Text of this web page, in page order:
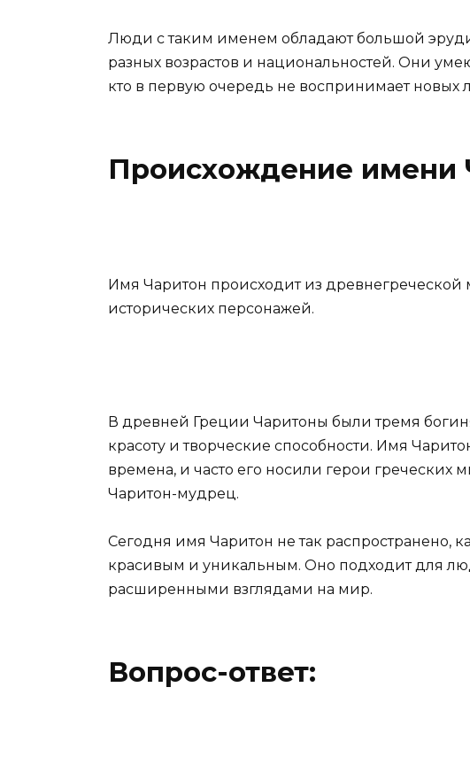
Люди с таким именем обладают большой
разных возрастов и национальностей. Они
кто в первую очередь не воспринимает новых
Происхождение имени
Имя Чаритон происходит из
исторических персонажей.
В древней Греции Чаритоны были тремя
красоту и творческие способности. Имя
времена, и часто его носили герои греческих
Чаритон-мудрец.
Сегодня имя Чаритон не так распространено,
красивым и уникальным. Оно подходит для
расширенными взглядами на мир.
Вопрос-ответ: